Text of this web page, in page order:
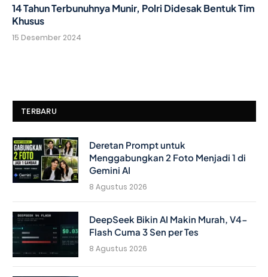
14 Tahun Terbunuhnya Munir, Polri Didesak Bentuk Tim
Khusus
15 Desember 2024
TERBARU
Deretan Prompt untuk
Menggabungkan 2 Foto Menjadi 1 di
Gemini AI
8 Agustus 2026
DeepSeek Bikin AI Makin Murah, V4-
Flash Cuma 3 Sen per Tes
8 Agustus 2026